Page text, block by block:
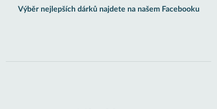
Výběr nejlepších dárků najdete na našem Facebooku